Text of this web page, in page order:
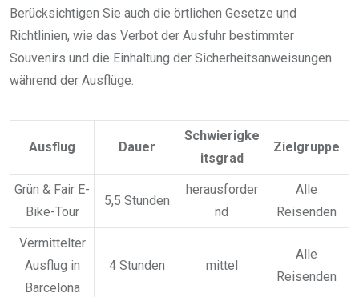
Berücksichtigen Sie auch die örtlichen Gesetze und
Richtlinien, wie das Verbot der Ausfuhr bestimmter
Souvenirs und die Einhaltung der Sicherheitsanweisungen
während der Ausflüge.
Ausflug Dauer
Schwierigke
itsgrad
Zielgruppe
Grün & Fair E-
Bike-Tour
5,5 Stunden
herausforder
nd
Alle
Reisenden
Vermittelter
Ausflug in
Barcelona
4 Stunden mittel
Alle
Reisenden